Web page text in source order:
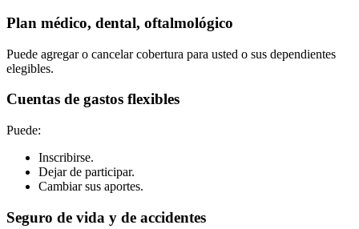
Plan médico, dental, oftalmológico
Puede agregar o cancelar cobertura para usted o sus dependientes
elegibles.
Cuentas de gastos flexibles
Puede:
Inscribirse.
Dejar de participar.
Cambiar sus aportes.
Seguro de vida y de accidentes